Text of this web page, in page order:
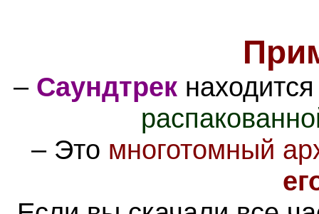
–Саундтрек
– Это многотомный